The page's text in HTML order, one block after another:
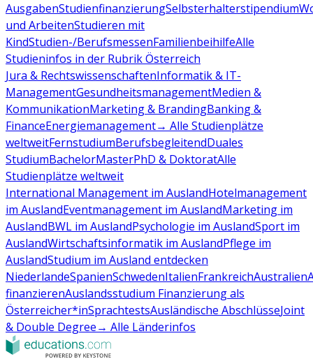
AusgabenStudienfinanzierungSelbsterhalterstipendium
und ArbeitenStudieren mit
KindStudien-/BerufsmessenFamilienbeihilfeAlle
Studieninfos in der Rubrik Österreich
Jura & RechtswissenschaftenInformatik & IT-
ManagementGesundheitsmanagementMedien &
KommunikationMarketing & BrandingBanking &
FinanceEnergiemanagement→ Alle Studienplätze
weltweitFernstudiumBerufsbegleitendDuales
StudiumBachelorMasterPhD & DoktoratAlle
Studienplätze weltweit
International Management im AuslandHotelmanagement
im AuslandEventmanagement im AuslandMarketing im
AuslandBWL im AuslandPsychologie im AuslandSport im
AuslandWirtschaftsinformatik im AuslandPflege im
AuslandStudium im Ausland entdecken
NiederlandeSpanienSchwedenItalienFrankreichAustralien
finanzierenAuslandsstudium Finanzierung als
Österreicher*inSprachtestsAusländische AbschlüsseJoint
& Double Degree→ Alle Länderinfos